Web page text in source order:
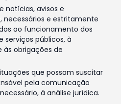
notícias, avisos e
necessários e estritamente
ao funcionamento dos
serviços públicos, à
obrigações de
que possam suscitar
pela comunicação
à análise jurídica.